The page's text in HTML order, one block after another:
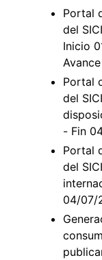
Portal
del
Inicio
Portal
del
- Fin
Portal
del
04/07/